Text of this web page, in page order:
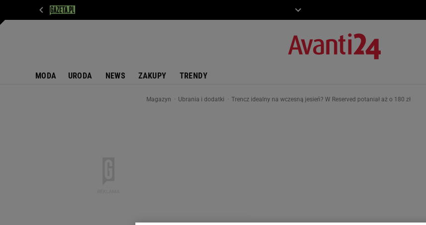
MODA URODA NEWS ZAKUPY TRENDY
Magazyn Ubrania i dodatki Trencz idealny na wczesną jesień? W Reserved potaniał aż o 180 zł